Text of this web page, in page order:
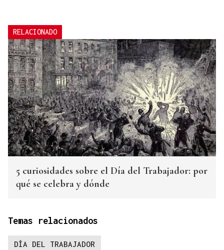
RELACIONADO
5 curiosidades sobre el Día del Trabajador: por
qué se celebra y dónde
Temas relacionados
DÍA DEL TRABAJADOR